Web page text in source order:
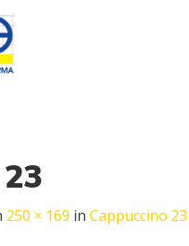
250 × 169 in Cappuccino 23